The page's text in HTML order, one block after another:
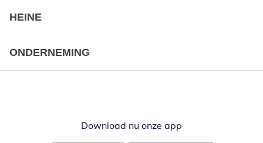
HEINE
ONDERNEMING
Download nu onze app